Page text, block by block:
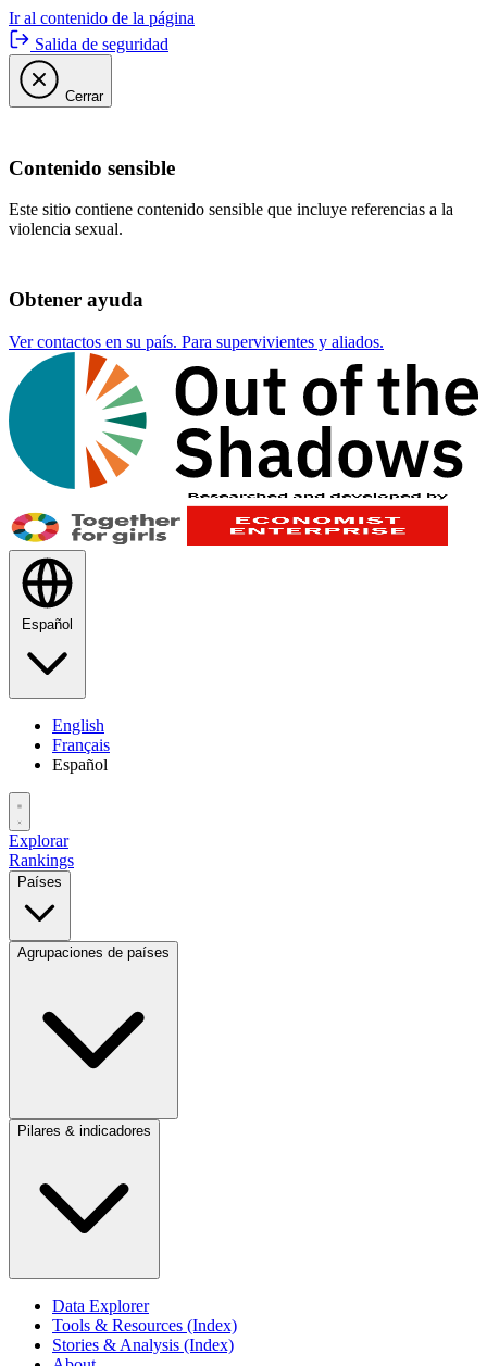
Ir al contenido de la página
Salida de seguridad
Cerrar
Contenido sensible
Este sitio contiene contenido sensible que incluye referencias a la
violencia sexual.
Obtener ayuda
Ver contactos en su país. Para supervivientes y aliados.
Español
English
Français
Español
Explorar
Rankings
Países
Agrupaciones de países
Pilares & indicadores
Data Explorer
Tools & Resources (Index)
Stories & Analysis (Index)